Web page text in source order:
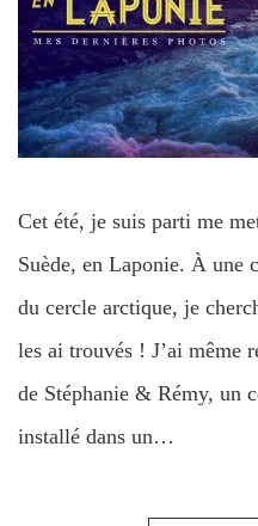
Cet été, je suis parti me
Suède, en Laponie. À une
du cercle arctique, je
les ai trouvés ! J’ai même
de Stéphanie & Rémy, un
installé dans un…